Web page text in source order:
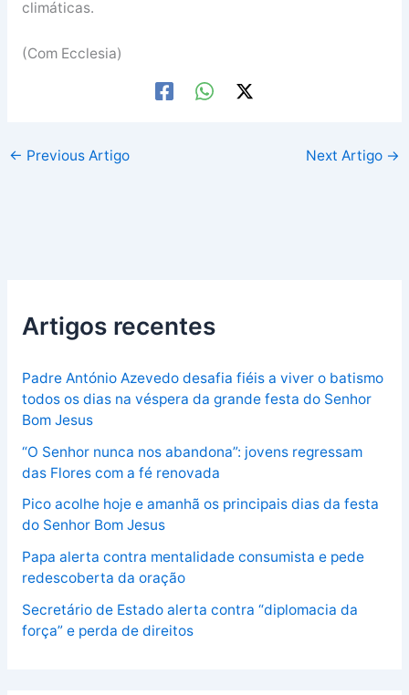
climáticas.
(Com Ecclesia)
← Previous Artigo Next Artigo →
Artigos recentes
Padre António Azevedo desafia fiéis a viver o batismo
todos os dias na véspera da grande festa do Senhor
Bom Jesus
“O Senhor nunca nos abandona”: jovens regressam
das Flores com a fé renovada
Pico acolhe hoje e amanhã os principais dias da festa
do Senhor Bom Jesus
Papa alerta contra mentalidade consumista e pede
redescoberta da oração
Secretário de Estado alerta contra “diplomacia da
força” e perda de direitos